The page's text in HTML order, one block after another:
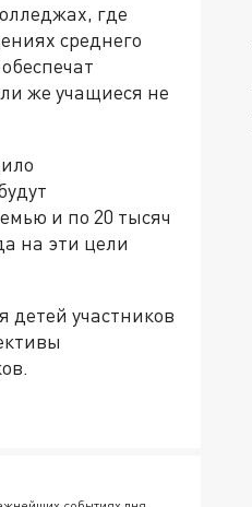
где
среднего
же учащиеся не
и по 20 тысяч
на эти цели
детей участников